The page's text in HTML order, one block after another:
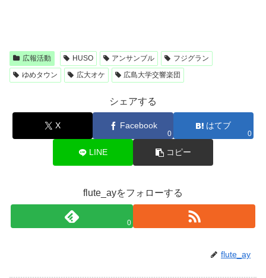
広報活動 HUSO アンサンブル
フジグラン
ゆめタウン
広大オケ 広島大学交響楽団
シェアする
X Facebook
0
はてブ
0
LINE コピー
flute_ayをフォローする
0
flute_ay